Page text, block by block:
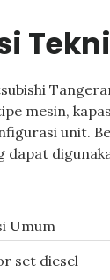
mesin,
unit.
dapat
Umum
set diesel